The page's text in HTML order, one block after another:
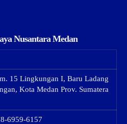
Nusantara Medan
15 Lingkungan I, Baru Ladang
Kota Medan Prov. Sumatera
6959-6157